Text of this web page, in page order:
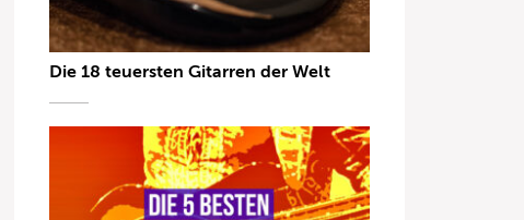
Die 18 teuersten Gitarren der Welt